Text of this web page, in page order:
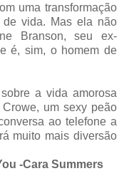
uma transformação
de vida. Mas ela não
Branson, seu ex-
é, sim, o homem de
a vida amorosa
um sexy peão
ao telefone a
muito mais diversão
-Cara Summers